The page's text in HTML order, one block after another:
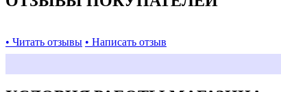
• Читать отзывы • Написать отзыв